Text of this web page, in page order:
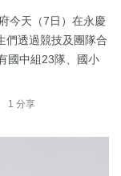
今天（7日）在永慶
們透過競技及團隊合
國中組23隊、國小
1 分享